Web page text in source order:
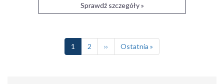
Sprawdź szczegóły »
Bieżąca
strona
1 Page
2
Następna
strona
››
Ostatnia
strona
Ostatnia »